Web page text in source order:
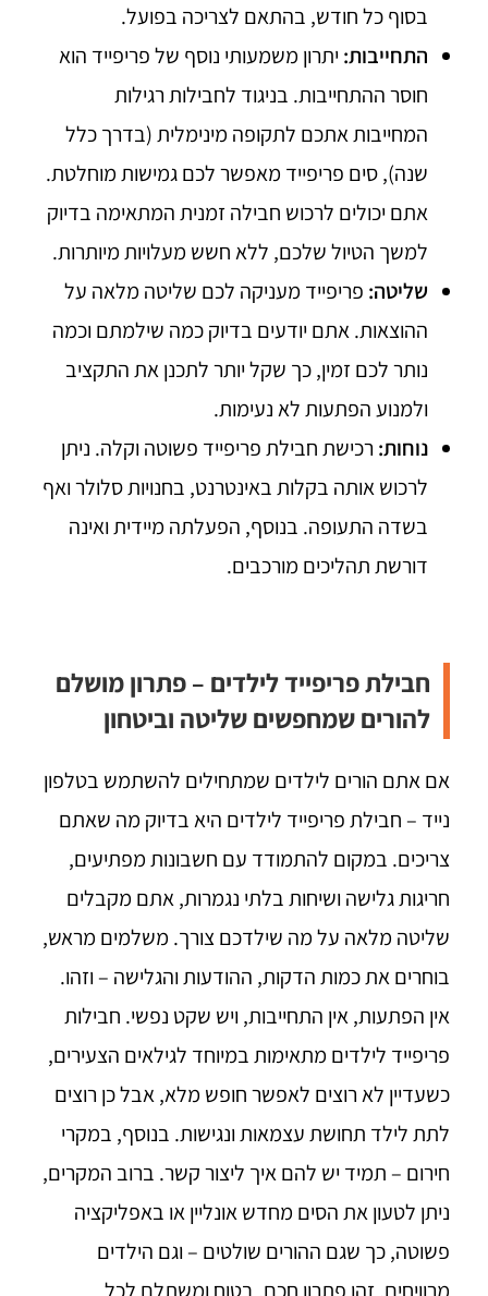
בסוף כל חודש, בהתאם לצריכה בפועל.
התחייבות:יתרון משמעותי נוסף של פריפייד הוא
חוסר ההתחייבות. בניגוד לחבילות רגילות
המחייבות אתכם לתקופה מינימלית (בדרך כלל
שנה), סים פריפייד מאפשר לכם גמישות מוחלטת.
אתם יכולים לרכוש חבילה זמנית המתאימה בדיוק
למשך הטיול שלכם, ללא חשש מעלויות מיותרות.
שליטה: פריפייד מעניקה לכם שליטה מלאה על
ההוצאות. אתם יודעים בדיוק כמה שילמתם וכמה
נותר לכם זמין, כך שקל יותר לתכנן את התקציב
ולמנוע הפתעות לא נעימות.
נוחות: רכישת חבילת פריפייד פשוטה וקלה. ניתן
לרכוש אותה בקלות באינטרנט, בחנויות סלולר ואף
בשדה התעופה. בנוסף, הפעלתה מיידית ואינה
דורשת תהליכים מורכבים.
חבילת פריפייד לילדים – פתרון מושלם
להורים שמחפשים שליטה וביטחון
אם אתם הורים לילדים שמתחילים להשתמש בטלפון
נייד – חבילת פריפייד לילדים היא בדיוק מה שאתם
צריכים. במקום להתמודד עם חשבונות מפתיעים,
חריגות גלישה ושיחות בלתי נגמרות, אתם מקבלים
שליטה מלאה על מה שילדכם צורך. משלמים מראש,
בוחרים את כמות הדקות, ההודעות והגלישה – וזהו.
אין הפתעות, אין התחייבות, ויש שקט נפשי. חבילות
פריפייד לילדים מתאימות במיוחד לגילאים הצעירים,
כשעדיין לא רוצים לאפשר חופש מלא, אבל כן רוצים
לתת לילד תחושת עצמאות ונגישות. בנוסף, במקרי
חירום – תמיד יש להם איך ליצור קשר. ברוב המקרים,
ניתן לטעון את הסים מחדש אונליין או באפליקציה
פשוטה, כך שגם ההורים שולטים – וגם הילדים
מרוויחים. זהו פתרון חכם, בטוח ומשתלם לכל